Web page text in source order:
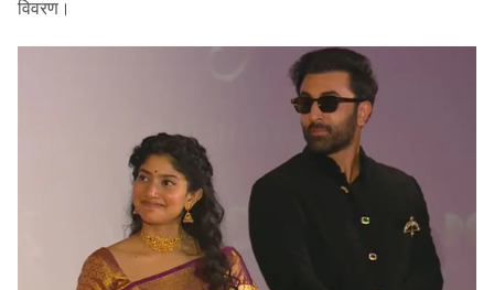
विवरण।